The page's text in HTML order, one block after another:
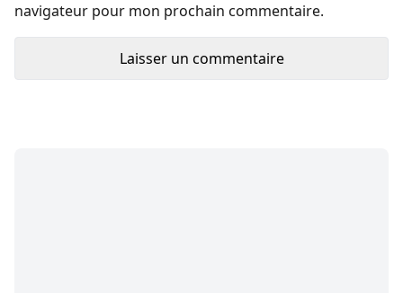
navigateur pour mon prochain commentaire.